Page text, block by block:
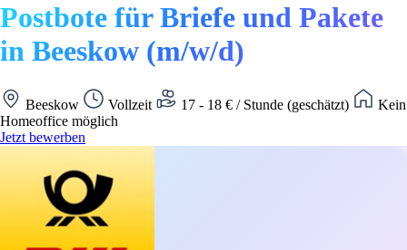
Postbote für Briefe und Pakete
in Beeskow (m/w/d)
Beeskow Vollzeit 17 - 18 € / Stunde (geschätzt)
Kein
Homeoffice möglich
Jetzt bewerben